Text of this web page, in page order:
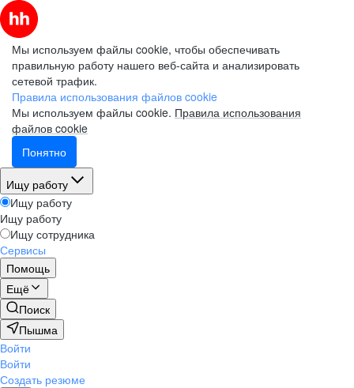
Мы используем файлы cookie, чтобы обеспечивать
правильную работу нашего веб-сайта и анализировать
сетевой трафик.
Правила использования файлов cookie
Мы используем файлы cookie. Правила использования
файлов cookie
Понятно
Ищу работу
Ищу работу
Ищу работу
Ищу сотрудника
Сервисы
Помощь
Ещё
Поиск
Пышма
Войти
Войти
Создать резюме